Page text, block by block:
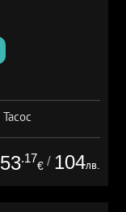
53.17
€ / 104лв.